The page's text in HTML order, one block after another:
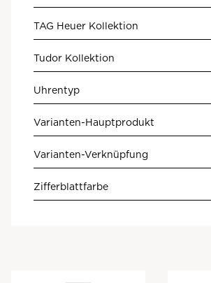
TAG Heuer Kollektion
Tudor Kollektion
Uhrentyp
Varianten-Hauptprodukt
Varianten-Verknüpfung
Zifferblattfarbe